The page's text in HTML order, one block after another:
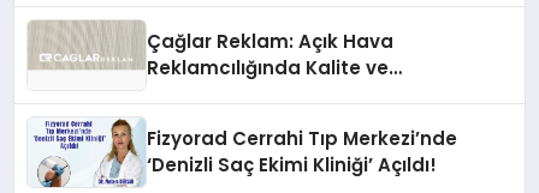
Çağlar Reklam: Açık Hava
Reklamcılığında Kalite ve
Fizyorad Cerrahi Tıp Merkezi’nde
‘Denizli Saç Ekimi Kliniği’ Açıldı!